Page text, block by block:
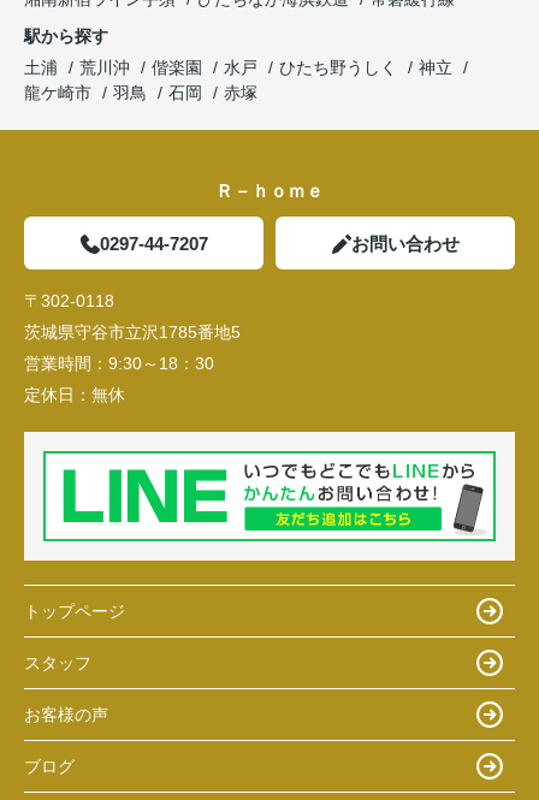
駅から探す
土浦
荒川沖 偕楽園 水戸 ひたち野うしく
神立
龍ケ崎市
羽鳥 石岡 赤塚
Ｒ－ｈｏｍｅ
0297-44-7207 お問い合わせ
〒302-0118
茨城県守谷市立沢1785番地5
営業時間： 9:30～18：30
定休日： 無休
トップページ
スタッフ
お客様の声
ブログ